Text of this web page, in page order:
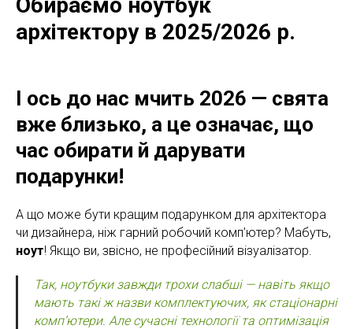
архітектору в 2025/2026 р.
І ось до нас мчить 2026 — свята
вже близько, а це означає, що
час обирати й дарувати
подарунки!
А що може бути кращим подарунком для архітектора
чи дизайнера, ніж гарний робочий комп’ютер? Мабуть,
ноут! Якщо ви, звісно, не професійний візуалізатор.
Так, ноутбуки завжди трохи слабші — навіть якщо
мають такі ж назви комплектуючих, як стаціонарні
комп’ютери. Але сучасні технології та оптимізація